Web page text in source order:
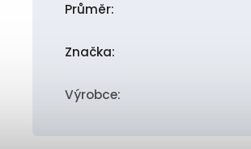
Průměr:
Značka:
Výrobce: